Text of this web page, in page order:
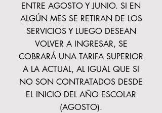
ENTRE AGOSTO Y JUNIO. SI EN
ALGÚN MES SE RETIRAN DE LOS
SERVICIOS Y LUEGO DESEAN
VOLVER A INGRESAR, SE
COBRARÁ UNA TARIFA SUPERIOR
A LA ACTUAL, AL IGUAL QUE SI
NO SON CONTRATADOS DESDE
EL INICIO DEL AÑO ESCOLAR
(AGOSTO).